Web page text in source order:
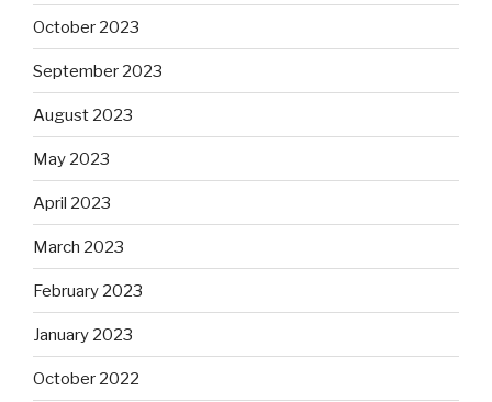
October 2023
September 2023
August 2023
May 2023
April 2023
March 2023
February 2023
January 2023
October 2022